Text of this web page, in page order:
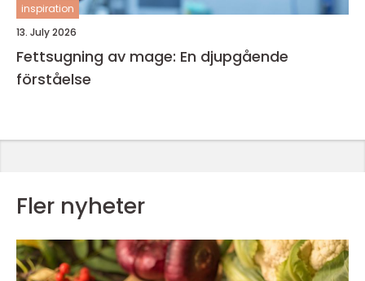
inspiration
13. July 2026
Fettsugning av mage: En djupgående
förståelse
Fler nyheter